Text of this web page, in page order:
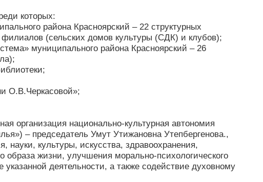
которых:
района Красноярский – 22 структурных
(сельских домов культуры (СДК) и клубов);
муниципального района Красноярский – 26
О.В.Черкасовой»;
организация национально-культурная автономия
– председатель Умут Утижановна Утепбергенова.,
науки, культуры, искусства, здравоохранения,
образа жизни, улучшения морально-психологического
деятельности, а также содействие духовному